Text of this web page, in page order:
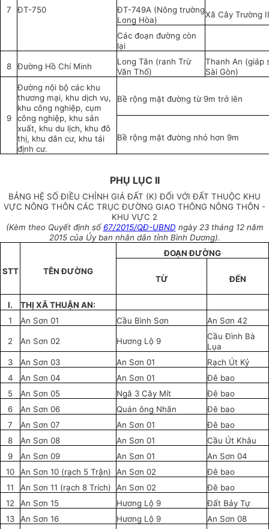
7 ĐT-750
ĐT-749A (Nông trường
Long Hòa)
Xã Cây Trường II
Các đoạn đường còn
lại
8 Đường Hồ Chí Minh
Long Tân (ranh Trừ
Văn Thố)
Thanh An (giáp
Sài Gòn)
9
Đường nội bộ các khu
thương mại, khu dịch vụ,
khu công nghiệp, cụm
công nghiệp, khu sản
xuất, khu du lịch, khu đô
thị, khu dân cư, khu tái
định cư.
Bề rộng mặt đường từ 9m trở lên
Bề rộng mặt đường nhỏ hơn 9m
PHỤ LỤC II
BẢNG HỆ SỐ ĐIỀU CHỈNH GIÁ ĐẤT (K) ĐỐI VỚI ĐẤT THUỘC KHU
VỰC NÔNG THÔN CÁC TRỤC ĐƯỜNG GIAO THÔNG NÔNG THÔN -
KHU VỰC 2
(Kèm theo Quyết định số 67/2015/QĐ-UBND ngày 23 tháng 12 năm
2015 của Ủy ban nhân dân tỉnh Bình Dương).
STT TÊN ĐƯỜNG
ĐOẠN ĐƯỜNG
TỪ ĐẾN
I.
THỊ XÃ THUẬN AN:
1
An Sơn 01 Cầu Bình Sơn An Sơn 42
2 An Sơn 02 Hương Lộ 9
Cầu Đình Bà
Lụa
3
An Sơn 03 An Sơn 01
Rạch Út Kỷ
4
An Sơn 04 An Sơn 01
Đê bao
5
An Sơn 05 Ngã 3 Cây Mít
Đê bao
6
An Sơn 06 Quán ông Nhãn
Đê bao
7
An Sơn 07 An Sơn 01
Đê bao
8
An Sơn 08 An Sơn 01
Cầu Út Khâu
9
An Sơn 09 An Sơn 01
An Sơn 04
10
An Sơn 10 (rạch 5 Trận) An Sơn 02
Đê bao
11
An Sơn 11 (rạch 8 Trích) An Sơn 02
Đê bao
12
An Sơn 15 Hương Lộ 9
Đất Bảy Tự
13
An Sơn 16 Hương Lộ 9
An Sơn 08